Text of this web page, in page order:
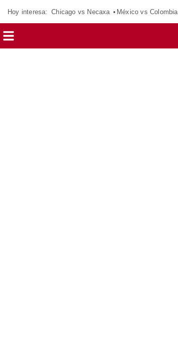
Hoy interesa: Chicago vs Necaxa México vs Colombia